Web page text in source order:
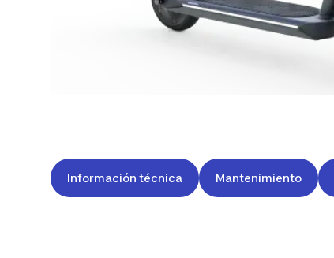
Información técnica Mantenimiento